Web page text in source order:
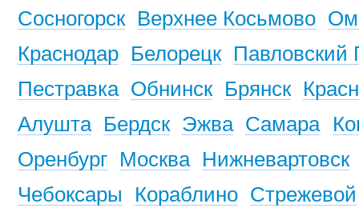
Сосногорск Верхнее Косьмово
Краснодар Белорецк Павловский
Пестравка Обнинск Брянск
Алушта Бердск Эжва Самара
Оренбург Москва Нижневартовск
Чебоксары Кораблино Стрежевой